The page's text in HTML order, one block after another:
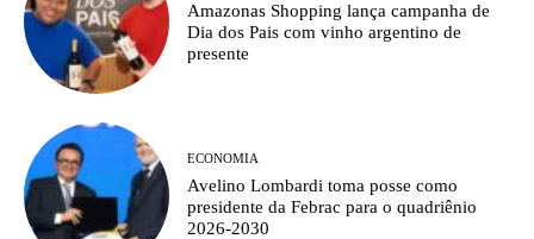
Amazonas Shopping lança campanha de
Dia dos Pais com vinho argentino de
presente
ECONOMIA
Avelino Lombardi toma posse como
presidente da Febrac para o quadriênio
2026-2030